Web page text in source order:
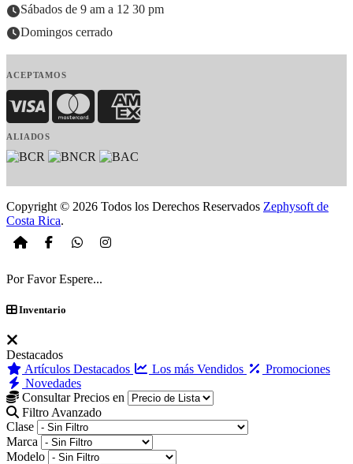
Sábados de 9 am a 12 30 pm
Domingos cerrado
ACEPTAMOS
Visa MasterCardAmerican Express
ALIADOS
Copyright © 2026 Todos los Derechos Reservados Zephysoft de
Costa Rica.
Por Favor Espere...
Inventario
Destacados
Artículos Destacados
Los más Vendidos
Promociones
Novedades
Consultar Precios en
Filtro Avanzado
Clase
Marca
Modelo